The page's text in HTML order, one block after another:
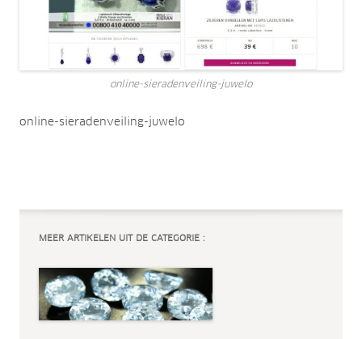
online-sieradenveiling-juwelo
online-sieradenveiling-juwelo
MEER ARTIKELEN UIT DE CATEGORIE :